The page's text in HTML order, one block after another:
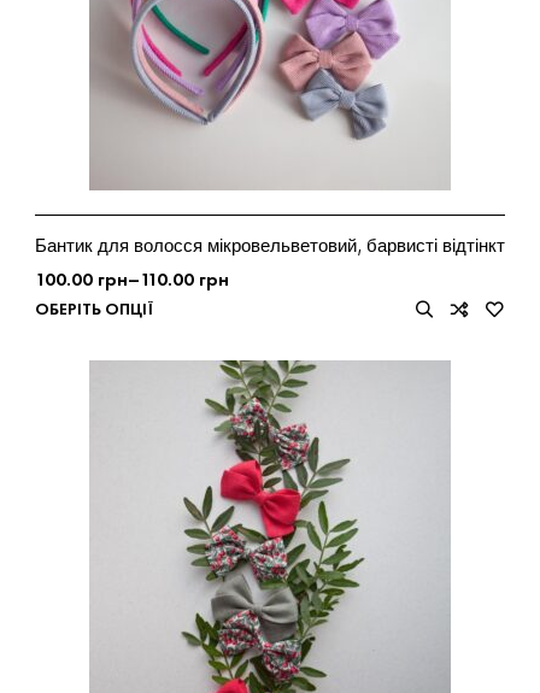
Бантик для волосся мікровельветовий, барвисті відтінкт
100.00 грн–110.00 грн
ОБЕРІТЬ ОПЦІЇ